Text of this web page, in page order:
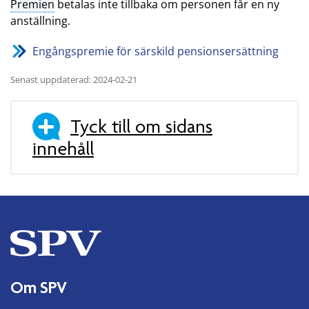
Premien betalas inte tillbaka om personen får en ny
anställning.
Engångspremie för särskild pensionsersättning
Senast uppdaterad: 2024-02-21
Tyck till om sidans
innehåll
Om SPV